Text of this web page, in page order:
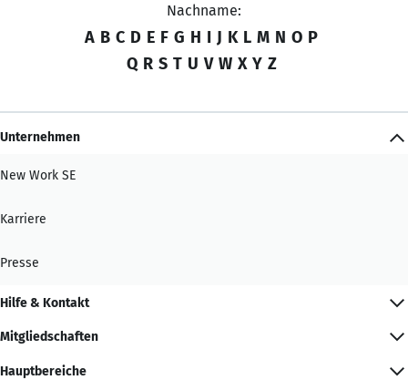
Nachname:
A B C D E F G H I J K L M N O P
Q R S T U V W X Y Z
Unternehmen
New Work SE
Karriere
Presse
Hilfe & Kontakt
Mitgliedschaften
Hauptbereiche